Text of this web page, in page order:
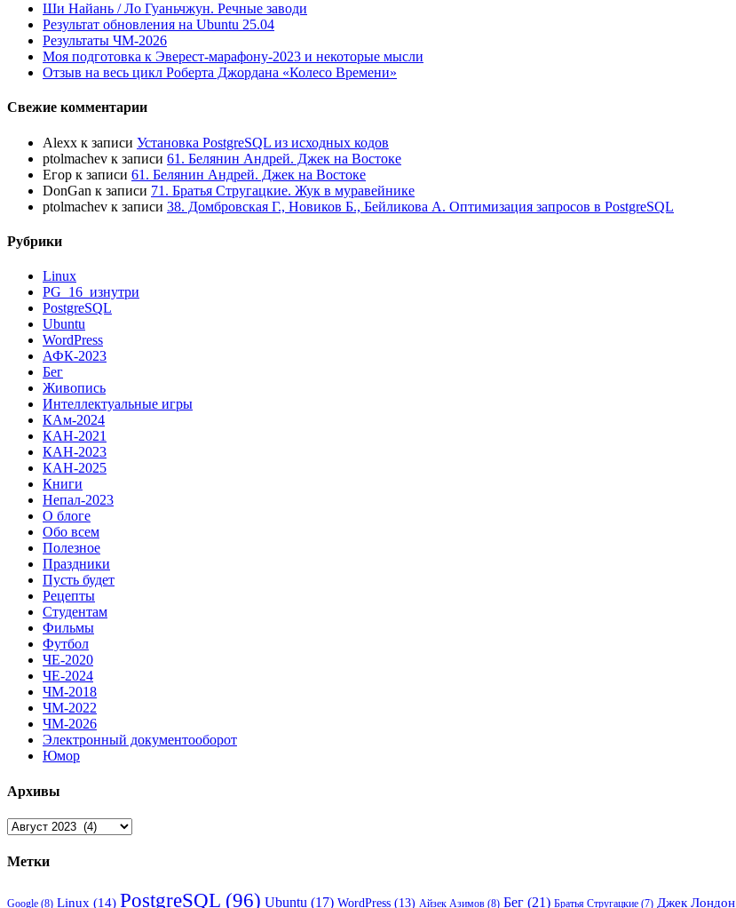
Ши Найань / Ло Гуаньчжун. Речные заводи
Результат обновления на Ubuntu 25.04
Результаты ЧМ-2026
Моя подготовка к Эверест-марафону-2023 и некоторые мысли
Отзыв на весь цикл Роберта Джордана «Колесо Времени»
Свежие комментарии
Alexx к записи Установка PostgreSQL из исходных кодов
ptolmachev к записи 61. Белянин Андрей. Джек на Востоке
Егор к записи 61. Белянин Андрей. Джек на Востоке
DonGan к записи 71. Братья Стругацкие. Жук в муравейнике
ptolmachev к записи 38. Домбровская Г., Новиков Б., Бейликова А. Оптимизация запросов в PostgreSQL
Рубрики
Linux
PG_16_изнутри
PostgreSQL
Ubuntu
WordPress
АФК-2023
Бег
Живопись
Интеллектуальные игры
КАм-2024
КАН-2021
КАН-2023
КАН-2025
Книги
Непал-2023
О блоге
Обо всем
Полезное
Праздники
Пусть будет
Рецепты
Студентам
Фильмы
Футбол
ЧЕ-2020
ЧЕ-2024
ЧМ-2018
ЧМ-2022
ЧМ-2026
Электронный документооборот
Юмор
Архивы
Архивы
Метки
Google (8) Linux (14) PostgreSQL (96) Ubuntu (17) WordPress (13) Айзек Азимов (8) Бег (21) Братья Стругацкие (7) Джек Лондон